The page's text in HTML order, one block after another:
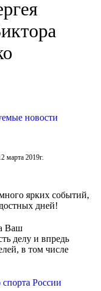
новости
марта 2019г.
ярких событий,
дней!
Ваш
делу и впредь
в том числе
России